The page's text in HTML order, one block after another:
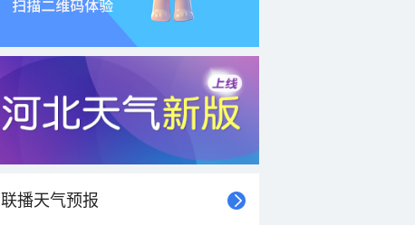
联播天气预报